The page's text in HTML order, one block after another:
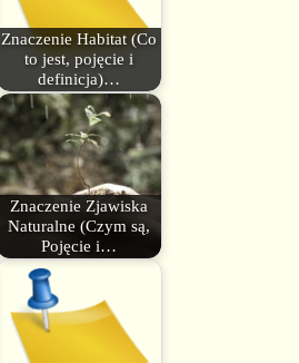
Znaczenie Habitat (Co
to jest, pojęcie i
definicja)…
Znaczenie Zjawiska
Naturalne (Czym są,
Pojęcie i…